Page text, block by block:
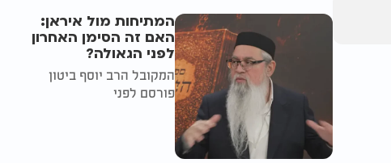
המתיחות מול איראן:
האם זה הסימן האחרון
לפני הגאולה?
המקובל הרב יוסף ביטון
פורסם לפני